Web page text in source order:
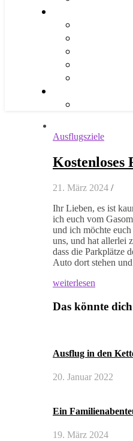
Ausflugsziele
Kostenloses
21. März 2024 /
Ihr Lieben, es ist
ich euch vom
und ich möchte
uns, und hat allerlei
dass die Parkplätze
Auto dort stehen
weiterlesen
Das könnte
Ausflug in den
20. Januar 2022
Ein
19. März 2024